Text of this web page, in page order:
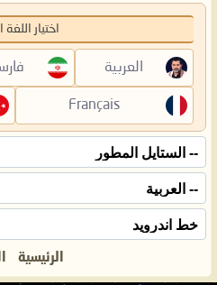
اختيار
العربية
Français
الرئيسية